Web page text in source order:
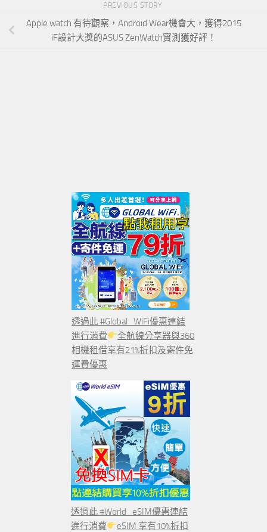
PREVIOUS STORY
Apple watch 有待觀察，Android Wear機會大，獲得2015
iF設計大獎的ASUS ZenWatch實測獲好評！
透過此 #Global_WiFi優惠連結
進行消費
全航線分享器與360
相機租借享有21%折扣及寄件免
運費優惠
透過此 #World_eSIM優惠連結
進行消費
eSIM 享有10%折扣